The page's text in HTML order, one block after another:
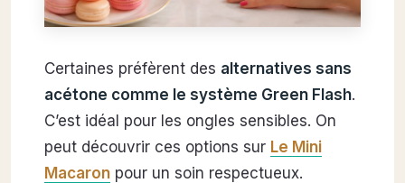
Certaines préfèrent des alternatives sans
acétone comme le système Green Flash.
C’est idéal pour les ongles sensibles. On
peut découvrir ces options sur Le Mini
Macaronpour un soin respectueux.